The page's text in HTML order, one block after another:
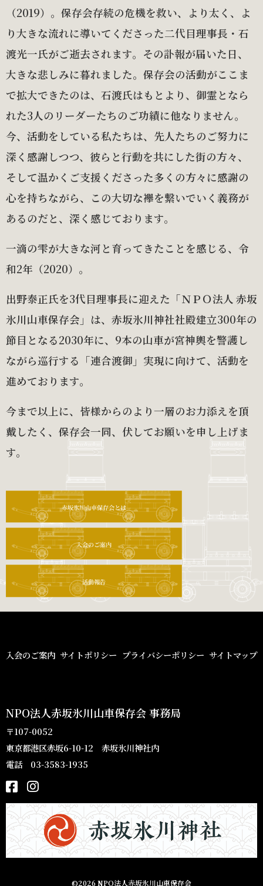
（2019）。保存会存続の危機を救い、より太く、よ
り大きな流れに導いてくださった二代目理事長・石
渡光一氏がご逝去されます。その訃報が届いた日、
大きな悲しみに暮れました。保存会の活動がここま
で拡大できたのは、石渡氏はもとより、御霊となら
れた3人のリーダーたちのご功績に他なりません。
今、活動をしている私たちは、先人たちのご努力に
深く感謝しつつ、彼らと行動を共にした街の方々、
そして温かくご支援くださった多くの方々に感謝の
心を持ちながら、この大切な襷を繋いでいく義務が
あるのだと、深く感じております。
一滴の雫が大きな河と育ってきたことを感じる、令
和2年（2020）。
出野泰正氏を3代目理事長に迎えた「ＮＰＯ法人 赤坂
氷川山車保存会」は、赤坂氷川神社社殿建立300年の
節目となる2030年に、9本の山車が宮神輿を警護し
ながら巡行する「連合渡御」実現に向けて、活動を
進めております。
今まで以上に、皆様からのより一層のお力添えを頂
戴したく、保存会一同、伏してお願いを申し上げま
す。
入会のご案内 サイトポリシー プライバシーポリシー サイトマップ
NPO法人赤坂氷川山車保存会 事務局
〒107-0052
東京都港区赤坂6-10-12 赤坂氷川神社内
電話 03-3583-1935
©2026 NPO法人赤坂氷川山車保存会